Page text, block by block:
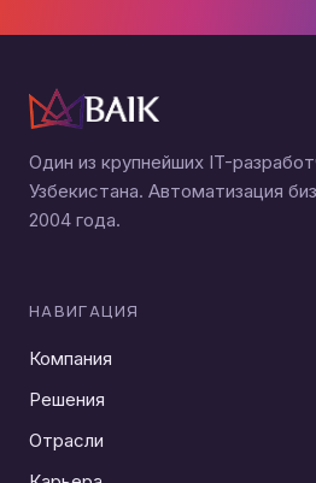
Один из крупнейших IT-
Узбекистана. Автоматизация
2004 года.
НАВИГАЦИЯ
Компания
Решения
Отрасли